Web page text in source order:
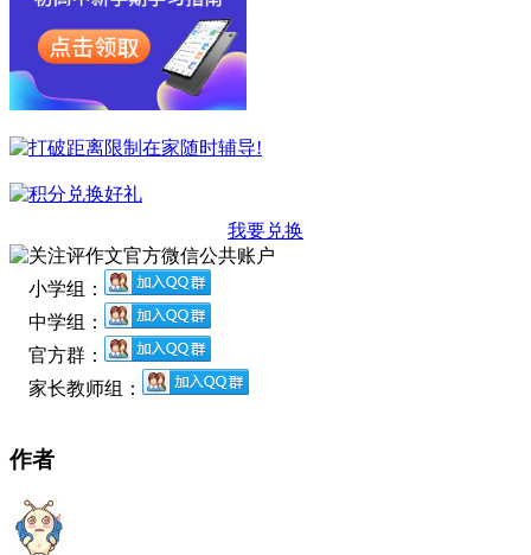
我要兑换
小学组：
中学组：
官方群：
家长教师组：
作者